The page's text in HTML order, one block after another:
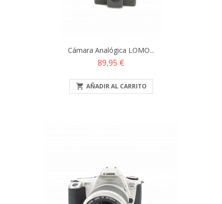
Cámara Analógica LOMO...
Precio
89,95 €
 AÑADIR AL CARRITO